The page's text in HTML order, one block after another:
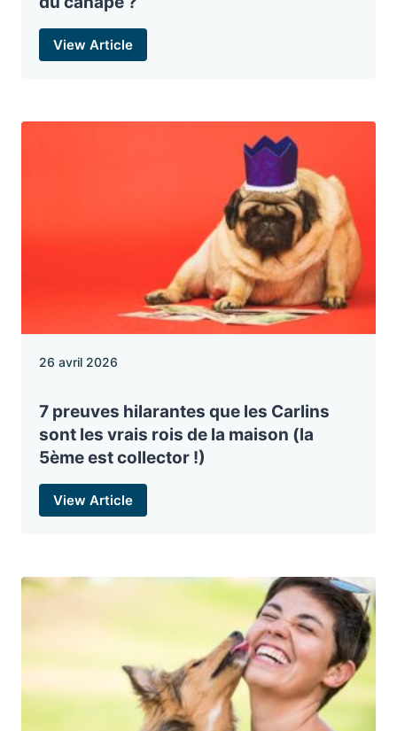
View Article
26 avril 2026
7 preuves hilarantes que les Carlins
sont les vrais rois de la maison (la
5ème est collector !)
View Article